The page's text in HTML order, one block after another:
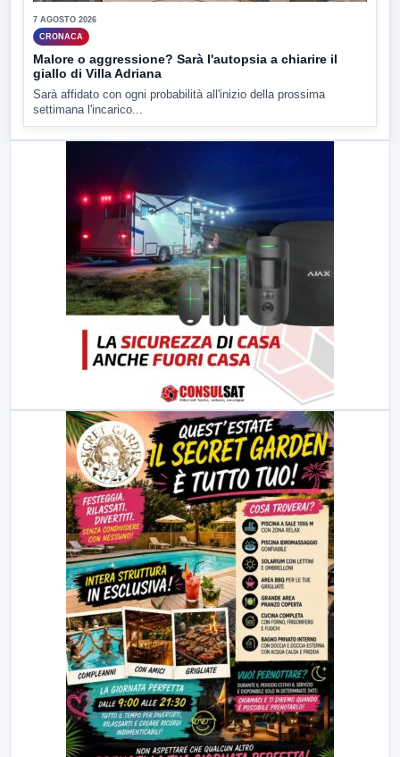
7 AGOSTO 2026
CRONACA
Malore o aggressione? Sarà l'autopsia a chiarire il
giallo di Villa Adriana
Sarà affidato con ogni probabilità all'inizio della prossima
settimana l'incarico...